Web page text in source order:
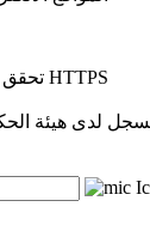
تحقق من أن الموقع يستخدم بروتوكول HTTPS
لدى هيئة